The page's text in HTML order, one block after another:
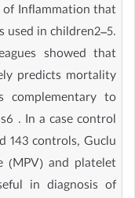
of Inflammation that
used in children2–5.
showed that
predicts mortality
to
. In a case control
143 controls, Guclu
(MPV) and platelet
in diagnosis of